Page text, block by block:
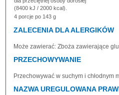
(8400 kJ / 2000 kcal).
4 porcje po 143 g
ZALECENIA DLA ALERGIKÓW
Może zawierać: Zboża zawierające
PRZECHOWYWANIE
Przechowywać w suchym i chłodnym
NAZWA UREGULOWANA